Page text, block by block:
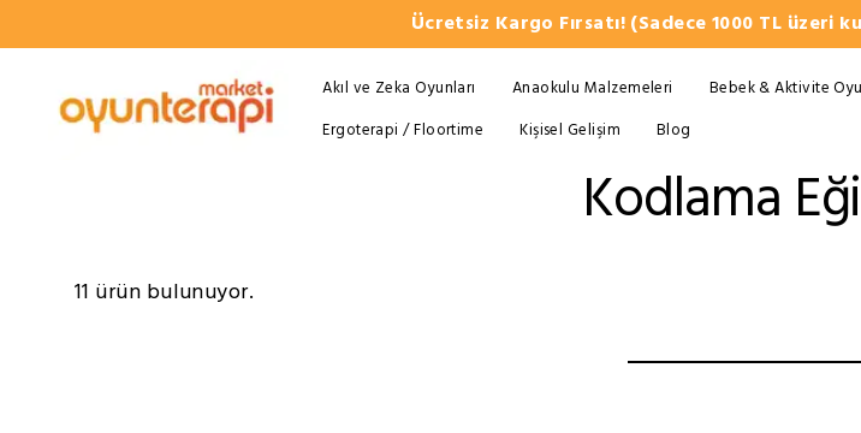
Ücretsiz Kargo Fırsatı! (Sadece 1000 TL üzeri
Akıl ve Zeka Oyunları Anaokulu Malzemeleri Bebek & Aktivite
Ergoterapi / Floortime
Kişisel Gelişim Blog
Kodlama
11 ürün bulunuyor.